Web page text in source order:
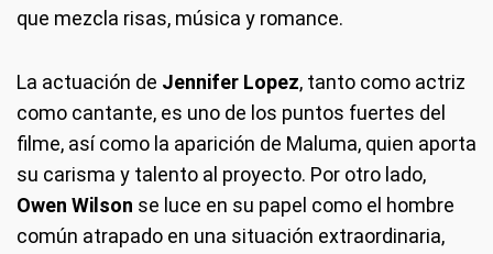
que mezcla risas, música y romance.
La actuación de Jennifer Lopez, tanto como actriz
como cantante, es uno de los puntos fuertes del
filme, así como la aparición de Maluma, quien aporta
su carisma y talento al proyecto. Por otro lado,
Owen Wilson se luce en su papel como el hombre
común atrapado en una situación extraordinaria,